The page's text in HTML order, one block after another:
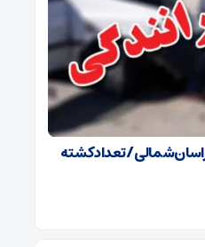
تعداد کشته